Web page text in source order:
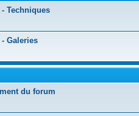
Techniques
Galeries
du forum